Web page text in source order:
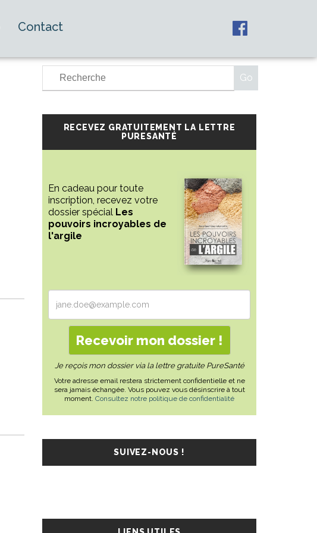
Contact
RECEVEZ GRATUITEMENT LA LETTRE
PURESANTÉ
En cadeau pour toute
inscription, recevez votre
dossier spécial Les
pouvoirs incroyables de
l'argile
Je reçois mon dossier via la lettre gratuite PureSanté
Votre adresse email restera strictement confidentielle et ne
sera jamais échangée. Vous pouvez vous désinscrire à tout
moment. Consultez notre politique de confidentialité
SUIVEZ-NOUS !